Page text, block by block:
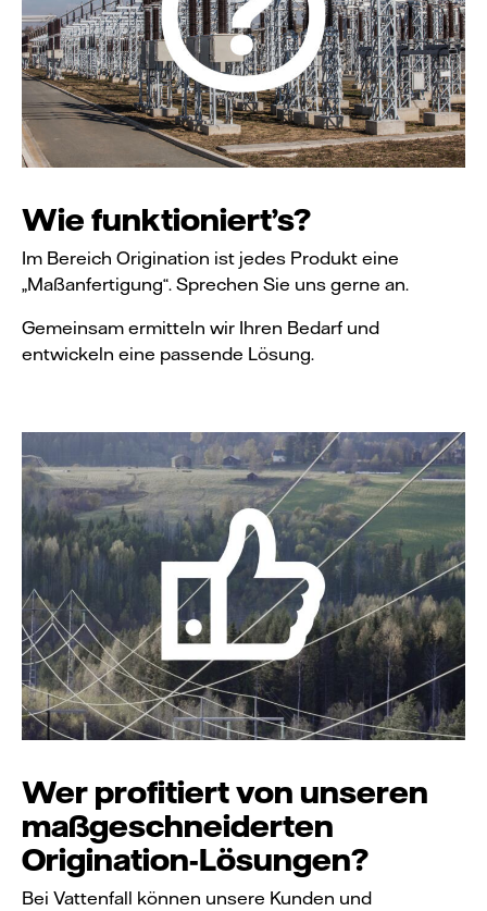
Wie funktioniert’s?
Im Bereich Origination ist jedes Produkt eine
„Maßanfertigung“. Sprechen Sie uns gerne an.
Gemeinsam ermitteln wir Ihren Bedarf und
entwickeln eine passende Lösung.
Wer profitiert von unseren
maßgeschneiderten
Origination-Lösungen?
Bei Vattenfall können unsere Kunden und